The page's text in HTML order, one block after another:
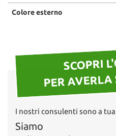
Colore esterno
SCOPRI
PER
I nostri consulenti sono a
Siamo
scelte
in
Cookie necessari